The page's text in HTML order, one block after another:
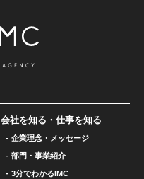
会社を知る・仕事を知る
企業理念・メッセージ
部門・事業紹介
3分でわかるIMC